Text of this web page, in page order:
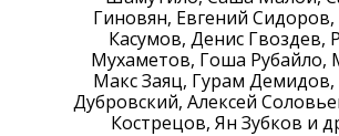
Гиновян, Евгений
Касумов, Денис Гвоздев,
Мухаметов, Гоша Рубайло,
Макс Заяц, Гурам
Дубровский, Алексей
Кострецов, Ян Зубков и